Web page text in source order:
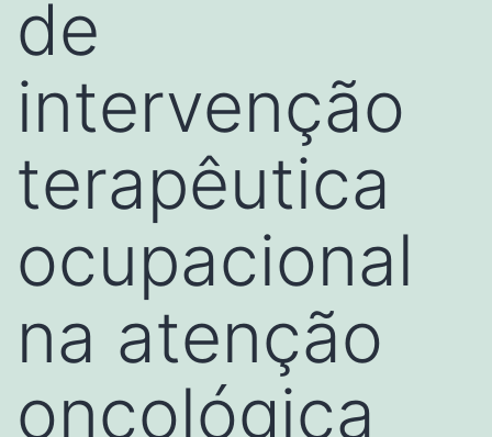
de
intervenção
terapêutica
ocupacional
na atenção
oncológica